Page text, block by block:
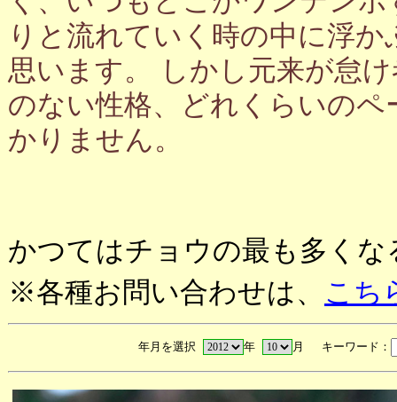
りと流れていく時の中に浮
思います。 しかし元来が怠
のない性格、どれくらいの
かりません。
かつてはチョウの最も多く
※各種お問い合わせは、 こち
年月を選択 年 月 キーワード：